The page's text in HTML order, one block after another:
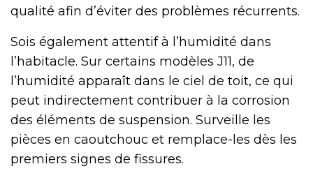
qualité afin d’éviter des problèmes récurrents.
Sois également attentif à l’humidité dans
l’habitacle. Sur certains modèles J11, de
l’humidité apparaît dans le ciel de toit, ce qui
peut indirectement contribuer à la corrosion
des éléments de suspension. Surveille les
pièces en caoutchouc et remplace-les dès les
premiers signes de fissures.